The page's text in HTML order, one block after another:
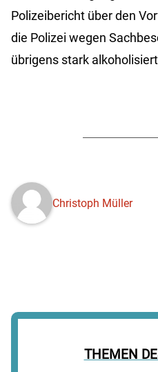
THEMEN
Polizeibericht über den
die Polizei wegen
übrigens stark
Christoph Müller